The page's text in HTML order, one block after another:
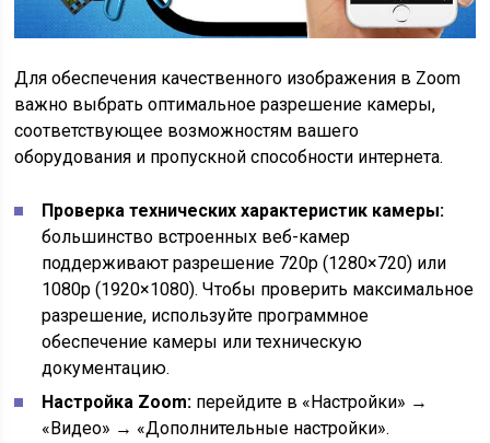
Для обеспечения качественного изображения в Zoom
важно выбрать оптимальное разрешение камеры,
соответствующее возможностям вашего
оборудования и пропускной способности интернета.
Проверка технических характеристик камеры:
большинство встроенных веб-камер
поддерживают разрешение 720p (1280×720) или
1080p (1920×1080). Чтобы проверить максимальное
разрешение, используйте программное
обеспечение камеры или техническую
документацию.
Настройка Zoom: перейдите в «Настройки» →
«Видео» → «Дополнительные настройки».